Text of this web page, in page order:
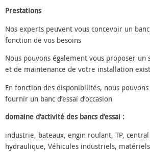
Prestations
Nos experts peuvent vous concevoir un
fonction de vos besoins
Nous pouvons également vous proposer un
et de maintenance de votre installation
En fonction des disponibilités, nous
fournir un banc d’essai d’occasion
domaine d’activité des bancs d’essai :
industrie, bateaux, engin roulant, TP,
hydraulique, Véhicules industriels, matériels